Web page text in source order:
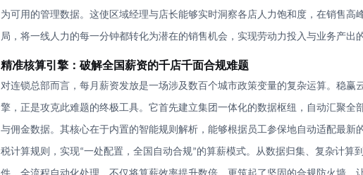
为可用的管理数据。这使区域经理与店长能够实时洞察各店人力饱和度，在销售高
局，将一线人力的每一分钟都转化为潜在的销售机会，实现劳动力投入与业务产出
精准核算引擎：破解全国薪资的千店千面合规难题
对连锁总部而言，每月薪资发放是一场涉及数百个城市政策变量的复杂运算。稳赢
擎，正是攻克此难题的终极工具。它首先建立集团一体化的数据枢纽，自动汇聚全
与佣金数据。其核心在于内置的智能规则解析，能够根据员工参保地自动适配最新
税计算规则，实现“一处配置，全国自动合规”的算薪模式。从数据归集、复杂计算
件，全流程自动化处理，不仅将算薪效率提升数倍，更筑起了坚固的合规防火墙，